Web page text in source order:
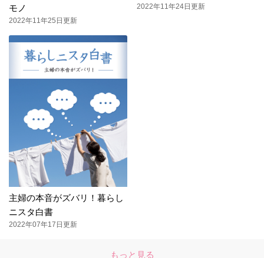
モノ
2022年11年25日更新
2022年11年24日更新
主婦の本音がズバリ！暮らし
ニスタ白書
2022年07年17日更新
もっと見る